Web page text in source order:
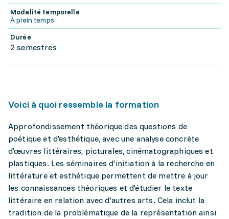
Modalité temporelle
À plein temps
Durée
2 semestres
Voici à quoi ressemble la formation
Approfondissement théorique des questions de
poétique et d'esthétique, avec une analyse concrète
d'œuvres littéraires, picturales, cinématographiques et
plastiques. Les séminaires d'initiation à la recherche en
littérature et esthétique permettent de mettre à jour
les connaissances théoriques et d'étudier le texte
littéraire en relation avec d'autres arts. Cela inclut la
tradition de la problématique de la représentation ainsi